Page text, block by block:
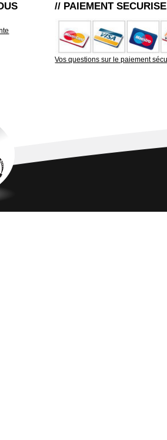
// PAIEMENT SECURISE
Vos questions sur le paiement